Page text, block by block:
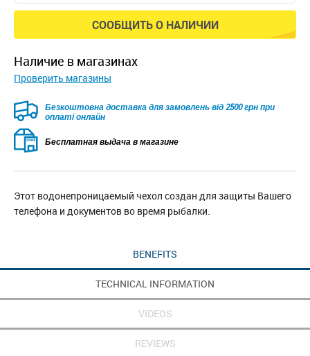
СООБЩИТЬ О НАЛИЧИИ
наличие в магазинах
Проверить магазины
Безкоштовна доставка для замовлень від 2500 грн при
оплаті онлайн
Бесплатная выдача в магазине
Этот водонепроницаемый чехол создан для защиты Вашего
телефона и документов во время рыбалки.
BENEFITS
TECHNICAL INFORMATION
VIDEOS
REVIEWS